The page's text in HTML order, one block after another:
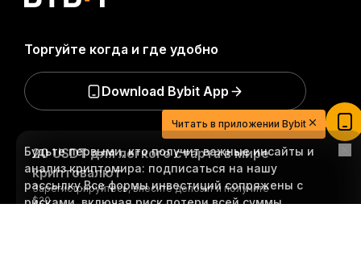
Будьте первыми, кто получит важные инсайты и
анализ криптомира: подписаться на нашу
рассылку.Все формы инвестиций сопряжены с
рисками, включая риск потери всей суммы
Торгуйте когда и где удобно
Download Bybit App
20 USDT для легкого старта в мире
криптовалют
Участвовать
Читать в приложении Bybit